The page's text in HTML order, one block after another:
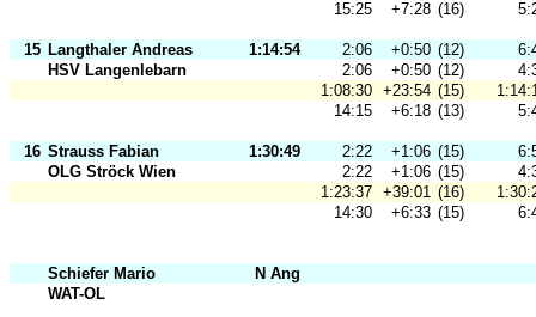
15:25
+7:28 (16)
15 Langthaler Andreas 1:14:54 2:06 +0:50 (12)
HSV Langenlebarn
2:06 +0:50 (12)
1:08:30 +23:54 (15)
14:15
+6:18 (13)
16 Strauss Fabian 1:30:49 2:22 +1:06 (15)
OLG Ströck Wien
2:22 +1:06 (15)
1:23:37 +39:01 (16)
14:30
+6:33 (15)
Schiefer Mario
N Ang
WAT-OL